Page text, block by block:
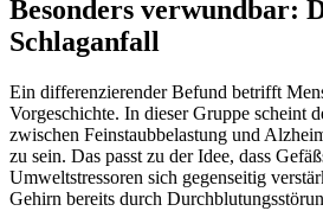
Besonders verwundbar:
Schlaganfall
Ein differenzierender Befund betrifft
Vorgeschichte. In dieser Gruppe scheint
zwischen Feinstaubbelastung und
zu sein. Das passt zu der Idee, dass
Umweltstressoren sich gegenseitig
Gehirn bereits durch